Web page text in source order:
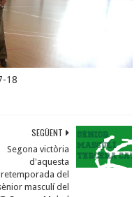
18
SEGÜENT
Segona victòria
d'aquesta
del
masculí del